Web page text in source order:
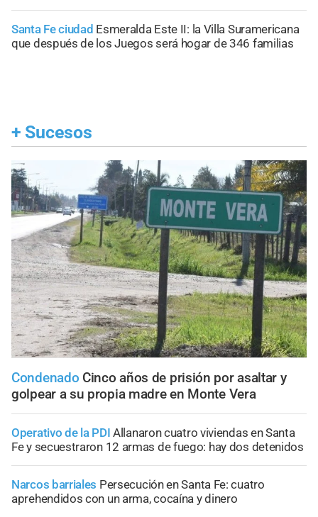
Santa Fe ciudad Esmeralda Este II: la Villa Suramericana
que después de los Juegos será hogar de 346 familias
+ Sucesos
Condenado Cinco años de prisión por asaltar y
golpear a su propia madre en Monte Vera
Operativo de la PDI Allanaron cuatro viviendas en Santa
Fe y secuestraron 12 armas de fuego: hay dos detenidos
Narcos barriales Persecución en Santa Fe: cuatro
aprehendidos con un arma, cocaína y dinero